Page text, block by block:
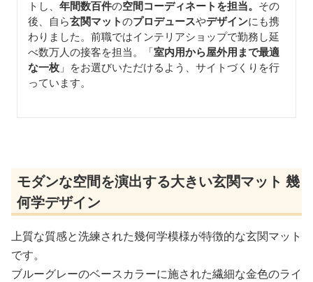
トし、 年間数百件の空間コーディネートを担当。 その
後、自ら玄関マットのプロデュースやデザインにも携
わりました。前職ではインテリアショップで勤務し延
べ数万人の接客を担当。「室内用から屋外用まで最適
な一枚 」をお選びいただけるよう、サイトづくりを行
っています。
モダンな空間を演出する大きい玄関マット 幾
何学デザイン
上質な質感と洗練された幾何学模様が特徴的な玄関マット
です。
ブルーグレーのベースカラーに施された繊細な金色のライ